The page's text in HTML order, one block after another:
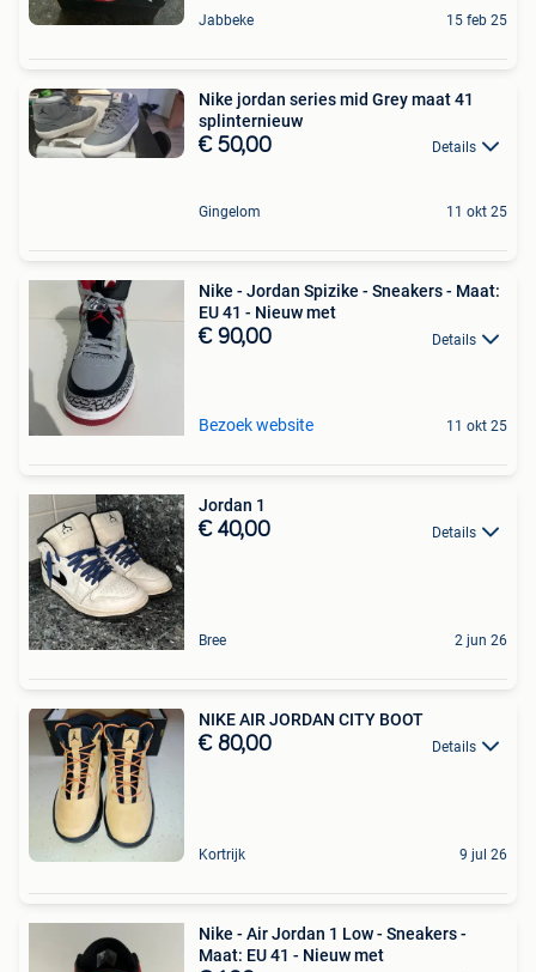
Jabbeke 15 feb 25
Nike jordan series mid Grey maat 41
splinternieuw
€ 50,00 Details
Gingelom 11 okt 25
Nike - Jordan Spizike - Sneakers - Maat:
EU 41 - Nieuw met
€ 90,00 Details
Bezoek website 11 okt 25
Jordan 1
€ 40,00 Details
Bree 2 jun 26
NIKE AIR JORDAN CITY BOOT
€ 80,00 Details
Kortrijk 9 jul 26
Nike - Air Jordan 1 Low - Sneakers -
Maat: EU 41 - Nieuw met